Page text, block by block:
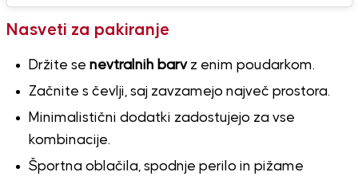
Nasveti za pakiranje
Držite se nevtralnih barvz enim poudarkom.
Začnite s čevlji, saj zavzamejo največ prostora.
Minimalistični dodatki zadostujejo za vse
kombinacije.
Športna oblačila, spodnje perilo in pižame